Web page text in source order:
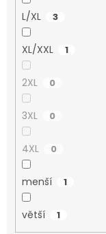
L/XL 3
XL/XXL 1
2XL 0
3XL 0
4XL 0
menší 1
větší 1